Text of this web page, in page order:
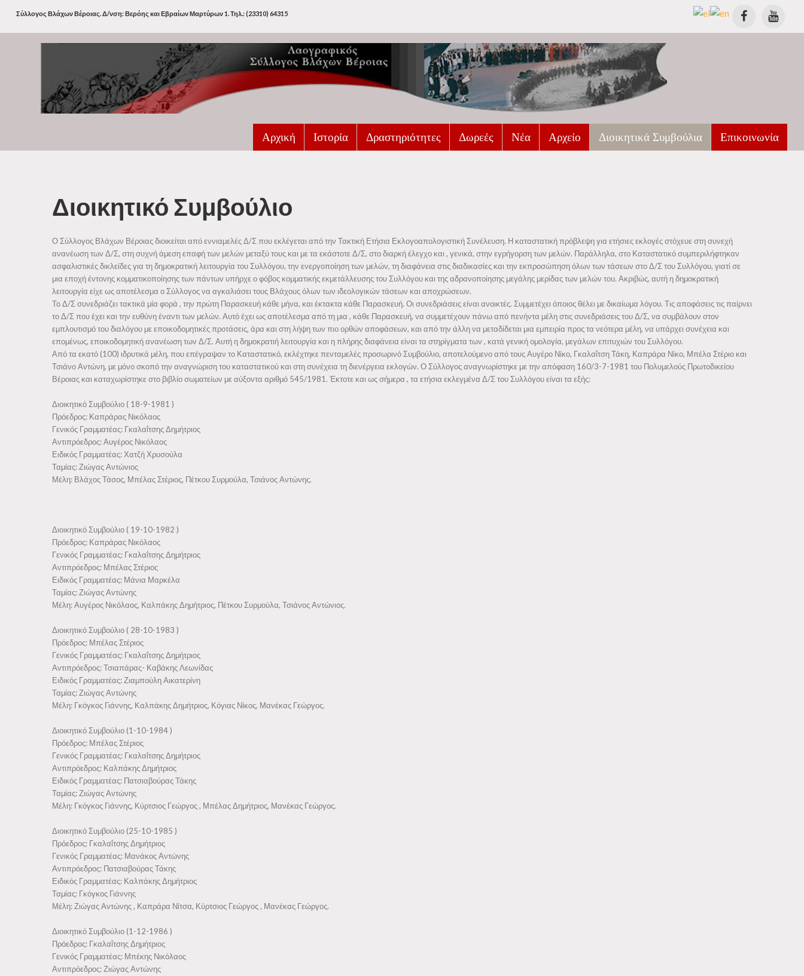
Σύλλογος Βλάχων Βέροιας. Δ/νση: Βερόης και Εβραίων Μαρτύρων 1. Τηλ.: (23310) 64315
Αρχική Ιστορία
Τα Βλάχικα
Τραγούδια
Δραστηριότητες
Τμήμα εκμάθησης γλώσσας
Παιδικά τμήματα
Επιστημονικές και Κοινωνικές Δράσεις
Δωρεές Νέα Αρχείο
Βιβλία
Βιβλιοθήκη Συλλόγου
Δημοσιευμένα Άρθρα
Διοικητικά Συμβούλια Επικοινωνία
Διοικητικό Συμβούλιο
Ο Σύλλογος Βλάχων Βέροιας διοικείται από εννιαμελές Δ/Σ που εκλέγεται από την Τακτική Ετήσια Εκλογοαπολογιστική Συνέλευση. Η καταστατική πρόβλεψη για ετήσιες εκλογές στόχευε στη συνεχή
ανανέωση των Δ/Σ, στη συχνή άμεση επαφή των μελών μεταξύ τους και με τα εκάστοτε Δ/Σ, στο διαρκή έλεγχο και , γενικά, στην εγρήγορση των μελών. Παράλληλα, στο Καταστατικό συμπεριλήφτηκαν
ασφαλιστικές δικλείδες για τη δημοκρατική λειτουργία του Συλλόγου, την ενεργοποίηση των μελών, τη διαφάνεια στις διαδικασίες και την εκπροσώπηση όλων των τάσεων στο Δ/Σ του Συλλόγου, γιατί σε
μια εποχή έντονης κομματικοποίησης των πάντων υπήρχε ο φόβος κομματικής εκμετάλλευσης του Συλλόγου και της αδρανοποίησης μεγάλης μερίδας των μελών του. Ακριβώς, αυτή η δημοκρατική
λειτουργία είχε ως αποτέλεσμα ο Σύλλογος να αγκαλιάσει τους Βλάχους όλων των ιδεολογικών τάσεων και αποχρώσεων.
Το Δ/Σ συνεδριάζει τακτικά μία φορά , την πρώτη Παρασκευή κάθε μήνα, και έκτακτα κάθε Παρασκευή. Οι συνεδριάσεις είναι ανοικτές. Συμμετέχει όποιος θέλει με δικαίωμα λόγου. Τις αποφάσεις τις παίρνει
το Δ/Σ που έχει και την ευθύνη έναντι των μελών. Αυτό έχει ως αποτέλεσμα από τη μια , κάθε Παρασκευή, να συμμετέχουν πάνω από πενήντα μέλη στις συνεδριάσεις του Δ/Σ, να συμβάλουν στον
εμπλουτισμό του διαλόγου με εποικοδομητικές προτάσεις, άρα και στη λήψη των πιο ορθών αποφάσεων, και από την άλλη να μεταδίδεται μια εμπειρία προς τα νεότερα μέλη, να υπάρχει συνέχεια και
επομένως, εποικοδομητική ανανέωση των Δ/Σ. Αυτή η δημοκρατιή λειτουργία και η πλήρης διαφάνεια είναι τα στηρίγματα των , κατά γενική ομολογία, μεγάλων επιτυχιών του Συλλόγου.
Από τα εκατό (100) ιδρυτικά μέλη, που επέγραψαν το Καταστατικό, εκλέχτηκε πενταμελές προσωρινό Συμβούλιο, αποτελούμενο από τους Αυγέρο Νίκο, Γκαλαΐτση Τάκη, Καπράρα Νίκο, Μπέλα Στέριο και
Τσιάνο Αντώνη, με μόνο σκοπό την αναγνώριση του καταστατικού και στη συνέχεια τη διενέργεια εκλογών. Ο Σύλλογος αναγνωρίστηκε με την απόφαση 160/3-7-1981 του Πολυμελούς Πρωτοδικείου
Βέροιας και καταχωρίστηκε στο βιβλίο σωματείων με αύξοντα αριθμό 545/1981. Έκτοτε και ως σήμερα , τα ετήσια εκλεγμένα Δ/Σ του Συλλόγου είναι τα εξής:
Διοικητικό Συμβούλιο ( 18-9-1981 )
Πρόεδρος: Καπράρας Νικόλαος
Γενικός Γραμματέας: Γκαλαΐτσης Δημήτριος
Αντιπρόεδρος: Αυγέρος Νικόλαος
Ειδικός Γραμματέας: Χατζή Χρυσούλα
Ταμίας: Ζιώγας Αντώνιος
Μέλη: Βλάχος Τάσος, Μπέλας Στέριος, Πέτκου Συρμούλα, Τσιάνος Αντώνης.
Διοικητικό Συμβούλιο ( 19-10-1982 )
Πρόεδρος: Καπράρας Νικόλαος
Γενικός Γραμματέας: Γκαλαΐτσης Δημήτριος
Αντιπρόεδρος: Μπέλας Στέριος
Ειδικός Γραμματέας: Μάνια Μαρκέλα
Ταμίας: Ζιώγας Αντώνης
Μέλη: Αυγέρος Νικόλαος, Καλπάκης Δημήτριος, Πέτκου Συρμούλα, Τσιάνος Αντώνιος.
Διοικητικό Συμβούλιο ( 28-10-1983 )
Πρόεδρος: Μπέλας Στέριος
Γενικός Γραμματέας: Γκαλαΐτσης Δημήτριος
Αντιπρόεδρος: Τσιαπάρας- Καβάκης Λεωνίδας
Ειδικός Γραμματέας: Ζιαμπούλη Αικατερίνη
Ταμίας: Ζιώγας Αντώνης
Μέλη: Γκόγκος Γιάννης, Καλπάκης Δημήτριος, Κόγιας Νίκος, Μανέκας Γεώργος.
Διοικητικό Συμβούλιο (1-10-1984 )
Πρόεδρος: Μπέλας Στέριος
Γενικός Γραμματέας: Γκαλαΐτσης Δημήτριος
Αντιπρόεδρος: Καλπάκης Δημήτριος
Ειδικός Γραμματέας: Πατσιαβούρας Τάκης
Ταμίας: Ζιώγας Αντώνης
Μέλη: Γκόγκος Γιάννης, Κύρτσιος Γεώργος , Μπέλας Δημήτριος, Μανέκας Γεώργος.
Διοικητικό Συμβούλιο (25-10-1985 )
Πρόεδρος: Γκαλαΐτσης Δημήτριος
Γενικός Γραμματέας: Μανάκος Αντώνης
Αντιπρόεδρος: Πατσιαβούρας Τάκης
Ειδικός Γραμματέας: Καλπάκης Δημήτριος
Ταμίας: Γκόγκος Γιάννης
Μέλη: Ζιώγας Αντώνης , Καπράρα Νίτσα, Κύρτσιος Γεώργος , Μανέκας Γεώργος.
Διοικητικό Συμβούλιο (1-12-1986 )
Πρόεδρος: Γκαλαΐτσης Δημήτριος
Γενικός Γραμματέας: Μπέκης Νικόλαος
Αντιπρόεδρος: Ζιώγας Αντώνης